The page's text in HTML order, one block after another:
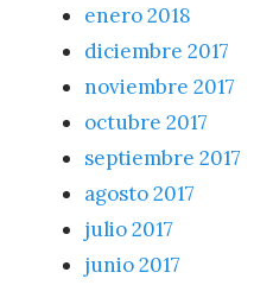
enero 2018
diciembre 2017
noviembre 2017
octubre 2017
septiembre 2017
agosto 2017
julio 2017
junio 2017